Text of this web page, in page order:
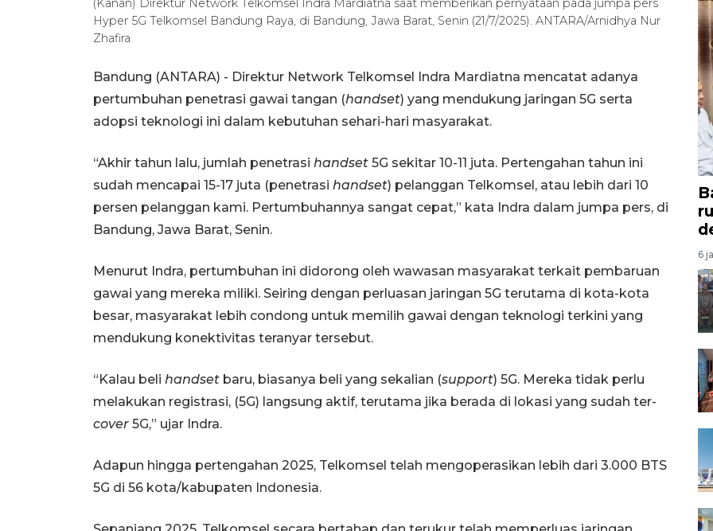
(Kanan) Direktur Network Telkomsel Indra Mardiatna saat memberikan pernyataan pada jumpa pers
Hyper 5G Telkomsel Bandung Raya, di Bandung, Jawa Barat, Senin (21/7/2025). ANTARA/Arnidhya Nur
Zhafira
Bandung (ANTARA) - Direktur Network Telkomsel Indra Mardiatna mencatat adanya
pertumbuhan penetrasi gawai tangan (handset) yang mendukung jaringan 5G serta
adopsi teknologi ini dalam kebutuhan sehari-hari masyarakat.
“Akhir tahun lalu, jumlah penetrasi handset 5G sekitar 10-11 juta. Pertengahan tahun ini
sudah mencapai 15-17 juta (penetrasi handset) pelanggan Telkomsel, atau lebih dari 10
persen pelanggan kami. Pertumbuhannya sangat cepat,” kata Indra dalam jumpa pers, di
Bandung, Jawa Barat, Senin.
Menurut Indra, pertumbuhan ini didorong oleh wawasan masyarakat terkait pembaruan
gawai yang mereka miliki. Seiring dengan perluasan jaringan 5G terutama di kota-kota
besar, masyarakat lebih condong untuk memilih gawai dengan teknologi terkini yang
mendukung konektivitas teranyar tersebut.
“Kalau beli handset baru, biasanya beli yang sekalian (support) 5G. Mereka tidak perlu
melakukan registrasi, (5G) langsung aktif, terutama jika berada di lokasi yang sudah ter-
cover 5G,” ujar Indra.
Adapun hingga pertengahan 2025, Telkomsel telah mengoperasikan lebih dari 3.000 BTS
5G di 56 kota/kabupaten Indonesia.
6